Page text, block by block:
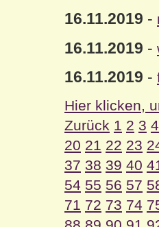
16.11.2019 -
16.11.2019 -
16.11.2019 -
Hier klicken,
Zurück 1 2 3 4
20 21 22 23
37 38 39 40
54 55 56 57
71 72 73 74